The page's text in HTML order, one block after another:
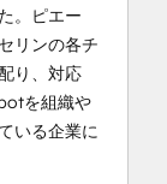
。ピエー
リンの各チ
り、対応
を組織や
いる企業に